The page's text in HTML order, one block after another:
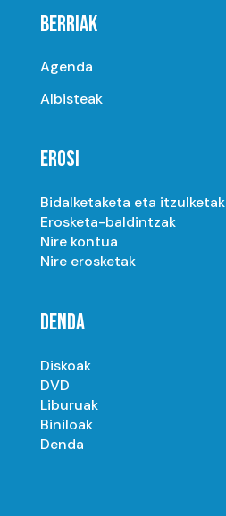
BERRIAK
Agenda
Albisteak
EROSI
Bidalketaketa eta itzulketak
Erosketa-baldintzak
Nire kontua
Nire erosketak
DENDA
Diskoak
DVD
Liburuak
Biniloak
Denda